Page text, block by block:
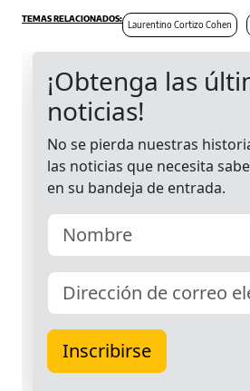
Laurentino Cortizo Cohen